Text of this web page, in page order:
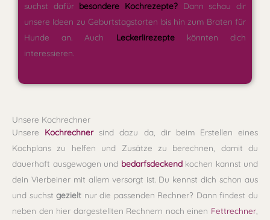
suchst dafür besondere Kochrezepte? Dann schau dir
unsere Ideen zu Geburtstagstorten bis hin zum Braten für
Hunde an. Auch Leckerlirezeptekönnten dich
interessieren.
Unsere Kochrechner
Unsere Kochrechnersind dazu da, dir beim Erstellen eines
Kochplans zu helfen und Zusätze zu berechnen, damit du
dauerhaft ausgewogen und bedarfsdeckendkochen kannst und
dein Vierbeiner mit allem versorgt ist. Du kennst dich schon aus
und suchstgezielt nur die passenden Rechner? Dann findest du
neben den hier dargestellten Rechnern noch einen Fettrechner